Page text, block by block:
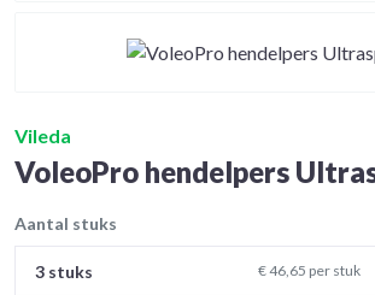
Vileda
VoleoPro hendelpers
Aantal stuks
3 stuks € 46,65 per stuk